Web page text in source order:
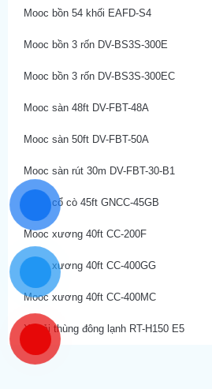
Mooc bồn 54 khối EAFD-S4
Mooc bồn 3 rốn DV-BS3S-300E
Mooc bồn 3 rốn DV-BS3S-300EC
Mooc sàn 48ft DV-FBT-48A
Mooc sàn 50ft DV-FBT-50A
Mooc sàn rút 30m DV-FBT-30-B1
Mooc cổ cò 45ft GNCC-45GB
Mooc xương 40ft CC-200F
Mooc xương 40ft CC-400GG
Mooc xương 40ft CC-400MC
Xe tải thùng đông lạnh RT-H150 E5